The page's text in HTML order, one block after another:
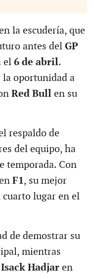
la escudería, que
antes del GP
el6 de abril.
oportunidad a
Red Bullen su
respaldo de
del equipo, ha
temporada. Con
F1, su mejor
cuarto lugar en el
de demostrar su
mientras
Hadjaren